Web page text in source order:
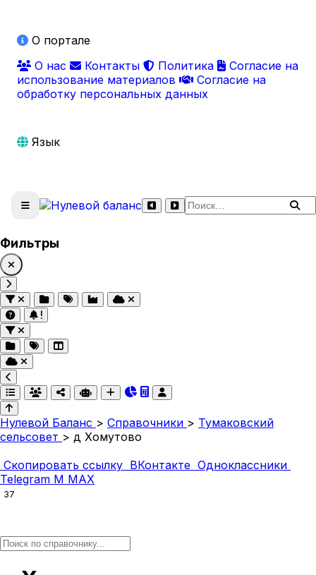
О портале
О нас
Контакты Политика
Согласие на
использование материалов
Согласие на
обработку персональных данных
Язык
Поиск по сайту
Фильтры
Нулевой Баланс > Справочники > Тумаковский
сельсовет > д Хомутово
Скопировать ссылку ВКонтакте Одноклассники
Telegram M MAX
37